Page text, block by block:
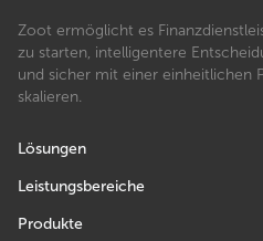
Zoot ermöglicht es
zu starten, intelligentere
und sicher mit einer einheitlichen
skalieren.
Lösungen
Leistungsbereiche
Produkte